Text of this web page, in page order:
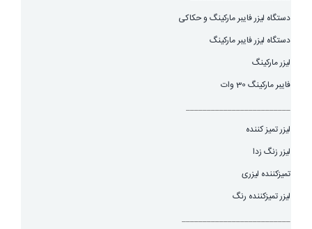
دستگاه لیزر فایبر مارکینگ و حکاکی
دستگاه لیزر فایبر مارکینگ
لیزر مارکینگ
فایبر مارکینگ 30 وات
_________________________
لیزر تمیز کننده
لیزر زنگ زدا
تمیزکننده لیزری
لیزر تمیزکننده رنگ
__________________________